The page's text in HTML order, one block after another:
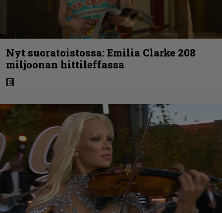
Nyt suoratoistossa: Emilia Clarke 208
miljoonan hittileffassa